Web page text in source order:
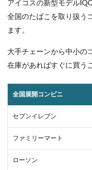
アイコスの新型モデル
全国のたばこを取り扱う
ます。
大手チェーンから中小の
在庫があればすぐに買う
全国展開コンビニ
セブンイレブン
ファミリーマート
ローソン